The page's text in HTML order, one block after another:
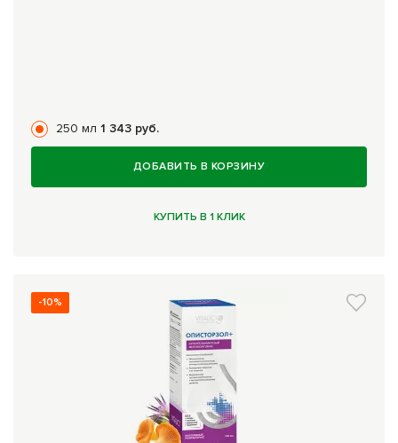
250 мл 1 343 руб.
ДОБАВИТЬ В КОРЗИНУ
КУПИТЬ В 1 КЛИК
-10%